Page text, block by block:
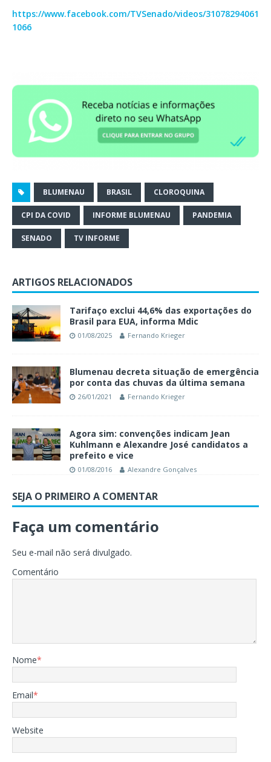
https://www.facebook.com/TVSenado/videos/31078294061
1066
BLUMENAU BRASIL CLOROQUINA
CPI DA COVID INFORME BLUMENAU PANDEMIA
SENADO TV INFORME
ARTIGOS RELACIONADOS
Tarifaço exclui 44,6% das exportações do
Brasil para EUA, informa Mdic
01/08/2025 Fernando Krieger
Blumenau decreta situação de emergência
por conta das chuvas da última semana
26/01/2021 Fernando Krieger
Agora sim: convenções indicam Jean
Kuhlmann e Alexandre José candidatos a
prefeito e vice
01/08/2016 Alexandre Gonçalves
SEJA O PRIMEIRO A COMENTAR
Faça um comentário
Seu e-mail não será divulgado.
Comentário
Nome*
Email*
Website